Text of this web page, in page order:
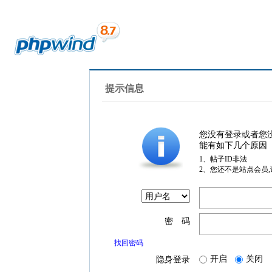
提示信息
您没有登录或者您
能有如下几个原因
1、帖子ID非法
2、您还不是站点会员
密 码
找回密码
隐身登录 开启 关闭